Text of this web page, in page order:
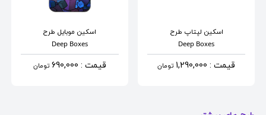
اسکین لپتاپ طرح
Deep Boxes
قیمت : 1,290,000 تومان
اسکین موبایلطرح
Deep Boxes
قیمت : 690,000 تومان